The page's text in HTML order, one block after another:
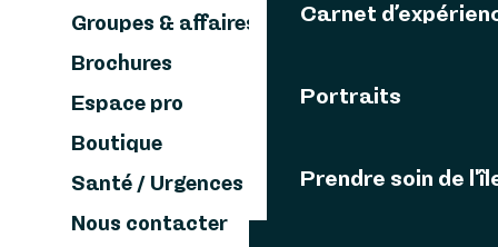
Carnet
Portraits
Prendre soin de
Groupes & affaires
Brochures
Espace pro
Boutique
Santé / Urgences
Nous contacter